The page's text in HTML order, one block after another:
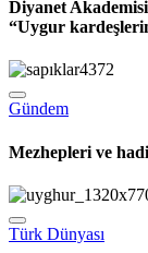
Türk Dünyası
Diyanet Akademisi
“Uygur
Mezhepleri ve